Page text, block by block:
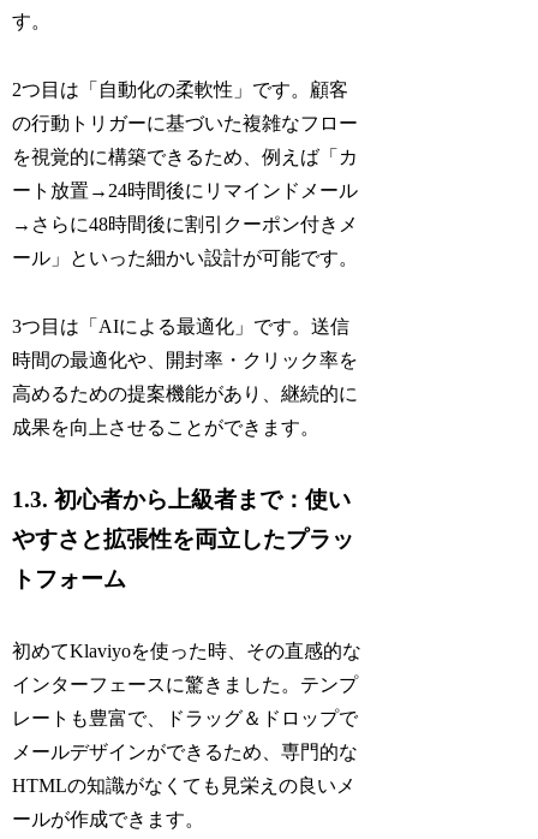
す。
2つ目は「自動化の柔軟性」です。顧客
の行動トリガーに基づいた複雑なフロー
を視覚的に構築できるため、例えば「カ
ート放置→24時間後にリマインドメール
→さらに48時間後に割引クーポン付きメ
ール」といった細かい設計が可能です。
3つ目は「AIによる最適化」です。送信
時間の最適化や、開封率・クリック率を
高めるための提案機能があり、継続的に
成果を向上させることができます。
1.3. 初心者から上級者まで：使い
やすさと拡張性を両立したプラッ
トフォーム
初めてKlaviyoを使った時、その直感的な
インターフェースに驚きました。テンプ
レートも豊富で、ドラッグ＆ドロップで
メールデザインができるため、専門的な
HTMLの知識がなくても見栄えの良いメ
ールが作成できます。